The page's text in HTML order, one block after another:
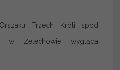
Trzech Króli spod
w Żelechowie wygląda